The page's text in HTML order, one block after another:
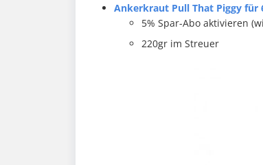
Ankerkraut Pull That Piggy für
5% Spar-Abo aktivieren
220gr im Streuer